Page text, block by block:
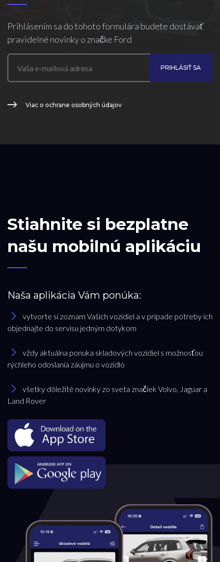
Prihlásením sa do tohoto formulára budete dostávať
pravidelné novinky o značke Ford
PRIHLÁSIŤ SA
Viac o ochrane osobných údajov
Stiahnite si bezplatne
našu mobilnú aplikáciu
Naša aplikácia Vám ponúka:
vytvorte si zoznam Vašich vozidiel a v prípade potreby ich
objednajte do servisu jedným dotykom
vždy aktuálna ponuka skladových vozidiel s možnosťou
rýchleho odoslania záujmu o vozidlo
všetky dôležité novinky zo sveta značiek Volvo, Jaguar a
Land Rover